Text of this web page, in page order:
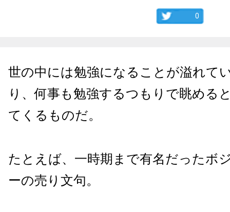
0
世の中には勉強になることが溢れて
り、何事も勉強するつもりで眺める
てくるものだ。
たとえば、一時期まで有名だったボ
ーの売り文句。